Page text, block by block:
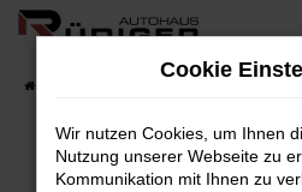
Zum
springen
Cookie
Wir nutzen Cookies, um Ihnen
Nutzung unserer Webseite zu
Kommunikation mit Ihnen zu